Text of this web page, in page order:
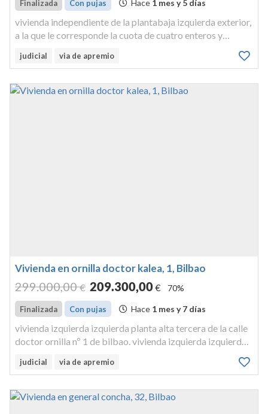
Finalizada Con pujas Hace 1 mes y 5 días
vivienda independiente de la plantabaja izquierda exterior,
a la que le corresponde la cuota de cuatro enteros y
elementos comunes de la casa señalada hoy con el número
judicial via de apremio
Vivienda en ornilla doctor kalea, 1, Bilbao
299.000,00 € 209.300,00€ 70%
Finalizada Con pujas Hace 1 mes y 7 días
vivienda izquierda izquierda planta alta tercera de la calle
doctor ornilla nº 1 de bilbao. vivienda izquierda izquierda
planta alta tercera de la calle doctorornilla nº 1 de bilbao.
judicial via de apremio